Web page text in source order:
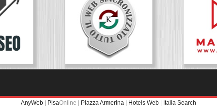
AnyWeb | PisaOnline | Piazza Armerina | Hotels Web | Italia Search